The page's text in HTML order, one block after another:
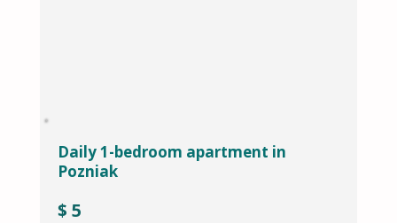
Daily 1-bedroom apartment in
Pozniak
$ 5